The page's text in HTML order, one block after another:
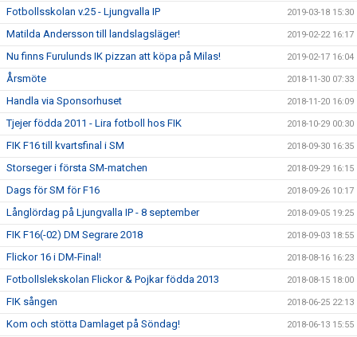
Fotbollsskolan v.25 - Ljungvalla IP 2019-03-18 15:30
Matilda Andersson till landslagsläger! 2019-02-22 16:17
Nu finns Furulunds IK pizzan att köpa på Milas! 2019-02-17 16:04
Årsmöte 2018-11-30 07:33
Handla via Sponsorhuset 2018-11-20 16:09
Tjejer födda 2011 - Lira fotboll hos FIK 2018-10-29 00:30
FIK F16 till kvartsfinal i SM 2018-09-30 16:35
Storseger i första SM-matchen 2018-09-29 16:15
Dags för SM för F16 2018-09-26 10:17
Långlördag på Ljungvalla IP - 8 september 2018-09-05 19:25
FIK F16(-02) DM Segrare 2018 2018-09-03 18:55
Flickor 16 i DM-Final! 2018-08-16 16:23
Fotbollslekskolan Flickor & Pojkar födda 2013 2018-08-15 18:00
FIK sången 2018-06-25 22:13
Kom och stötta Damlaget på Söndag! 2018-06-13 15:55